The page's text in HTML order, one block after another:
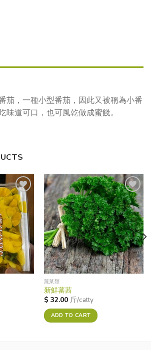
茄，一種小型番茄，因此又被稱為小番
味道可口，也可風乾做成蜜餞。
Add to
wishlist
Add to
wishlist
蔬菜類
新鮮蕃茜
$ 32.00 斤/catty
ADD TO CART